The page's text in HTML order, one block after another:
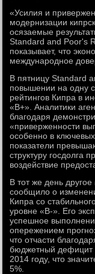
«Усилия и
модернизации
осязаемые
Standard and Poor's
показывает, что
международное
В пятницу Standard
повышении на одну
рейтингов Кипра в
«В+». Аналитики
благодаря
«приверженности
особенно в
показатели
структуру госдолга
воздействие
В тот же день
сообщило о
Кипра со
уровне «В-». Его
успешное
опережением
что отчасти
бюджетный дефицит
2014 году, что
5%.